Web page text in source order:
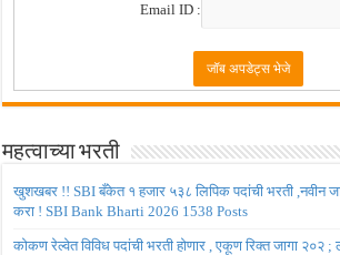
Email ID :
महत्वाच्या भरती
खुशखबर !! SBI बँकेत १ हजार ५३८ लिपिक पदांची भरती ,नवीन
करा ! SBI Bank Bharti 2026 1538 Posts
कोकण रेल्वेत विविध पदांची भरती होणार , एकूण रिक्त जागा २०२